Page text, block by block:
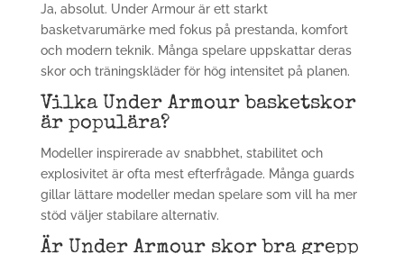
Ja, absolut. Under Armour är ett starkt
basketvarumärke med fokus på prestanda, komfort
och modern teknik. Många spelare uppskattar deras
skor och träningskläder för hög intensitet på planen.
Vilka Under Armour basketskor
är populära?
Modeller inspirerade av snabbhet, stabilitet och
explosivitet är ofta mest efterfrågade. Många guards
gillar lättare modeller medan spelare som vill ha mer
stöd väljer stabilare alternativ.
Är Under Armour skor bra grepp